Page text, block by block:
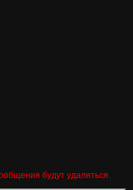
будут удаляться.